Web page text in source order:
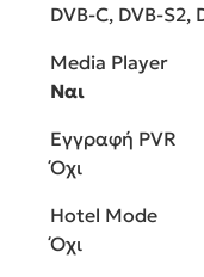
DVB-C, DVB-S2,
Media Player
Ναι
Εγγραφή PVR
Όχι
Hotel Mode
Όχι